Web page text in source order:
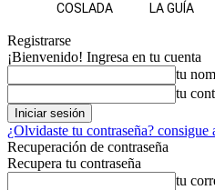
COSLADA LA GUÍA
Registrarse
¡Bienvenido! Ingresa en tu cuenta
tu
tu
¿Olvidaste tu contraseña? consigue
Recuperación de contraseña
Recupera tu contraseña
tu